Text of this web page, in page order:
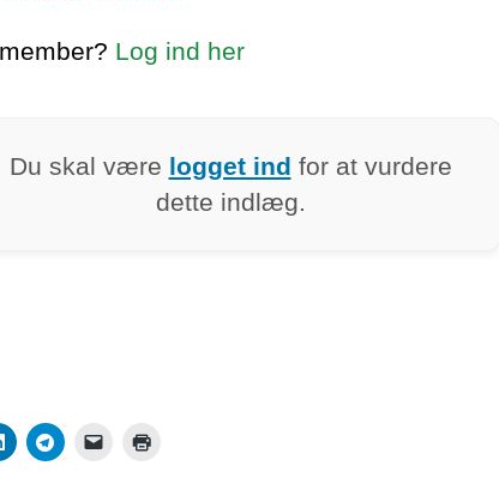
Log ind her
Du skal være logget ind for at vurdere
dette indlæg.